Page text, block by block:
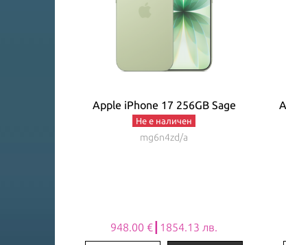
Apple iPhone 17 256GB Sage
Не е наличен
mg6n4zd/a
948.00 €┃1854.13 лв.